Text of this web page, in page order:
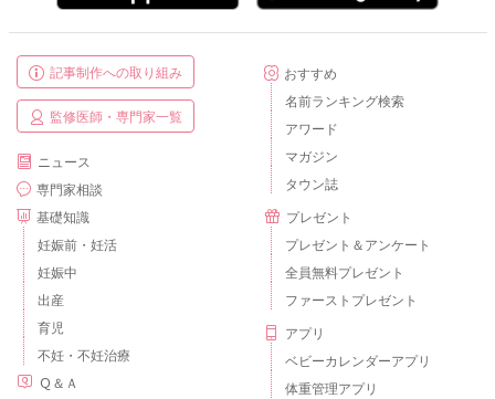
記事制作への取り組み
監修医師・専門家一覧
ニュース
専門家相談
基礎知識
妊娠前・妊活
妊娠中
出産
育児
不妊・不妊治療
Ｑ＆Ａ
おすすめ
名前ランキング検索
アワード
マガジン
タウン誌
プレゼント
プレゼント＆アンケート
全員無料プレゼント
ファーストプレゼント
アプリ
ベビーカレンダーアプリ
体重管理アプリ